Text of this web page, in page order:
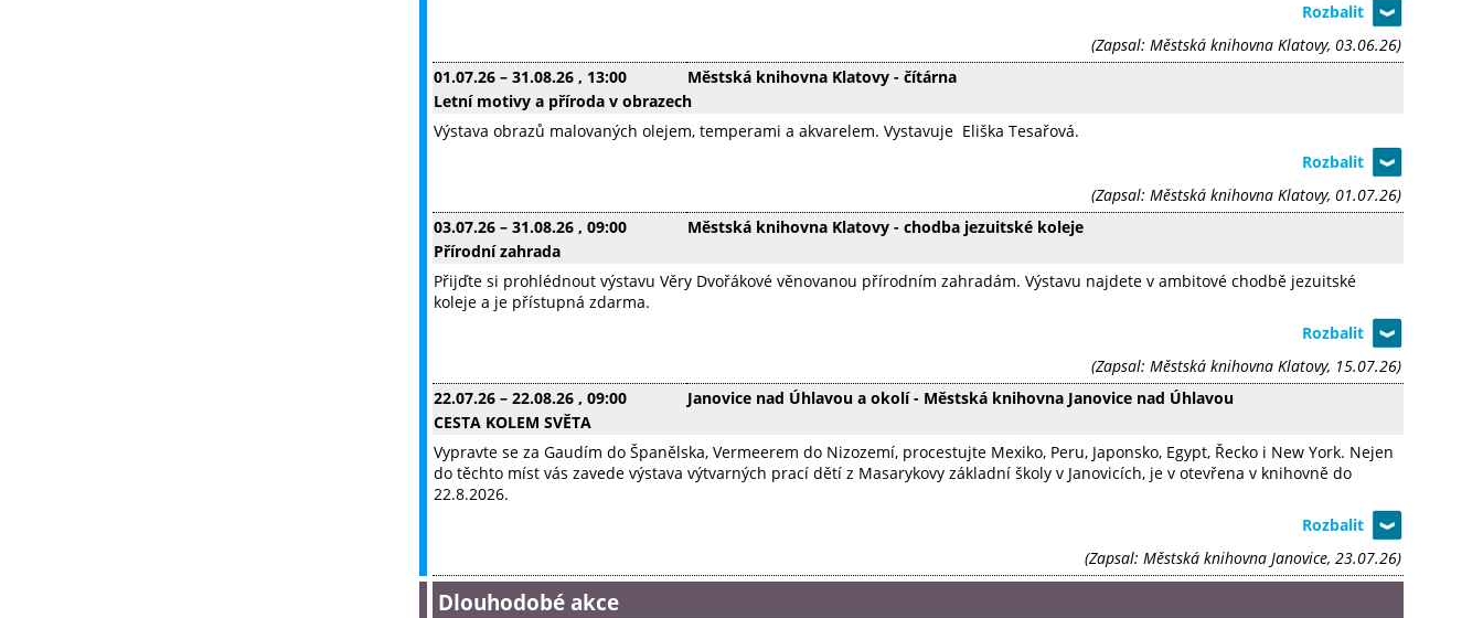
(Zapsal: Městská knihovna Klatovy, 03.06.26)
01.07.26– 31.08.26, 13:00
Městská knihovna Klatovy - čítárna
Letní motivy a příroda v obrazech
Výstava obrazů malovaných olejem, temperami a akvarelem. Vystavuje Eliška Tesařová.
(Zapsal: Městská knihovna Klatovy, 01.07.26)
03.07.26– 31.08.26, 09:00
Městská knihovna Klatovy - chodba jezuitské koleje
Přírodní zahrada
Přijďte si prohlédnout výstavu Věry Dvořákové věnovanou přírodním zahradám. Výstavu najdete v ambitové chodbě jezuitské
koleje a je přístupná zdarma.
(Zapsal: Městská knihovna Klatovy, 15.07.26)
22.07.26– 22.08.26, 09:00
Janovice nad Úhlavou a okolí - Městská knihovna Janovice nad Úhlavou
CESTA KOLEM SVĚTA
Vypravte se za Gaudím do Španělska, Vermeerem do Nizozemí, procestujte Mexiko, Peru, Japonsko, Egypt, Řecko i New York. Nejen
do těchto míst vás zavede výstava výtvarných prací dětí z Masarykovy základní školy v Janovicích, je v otevřena v knihovně do
22.8.2026.
(Zapsal: Městská knihovna Janovice, 23.07.26)
Dlouhodobé akce